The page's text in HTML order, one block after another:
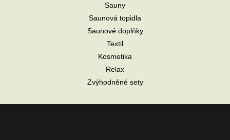
Sauny
Saunová topidla
Saunové doplňky
Textil
Kosmetika
Relax
Zvýhodněné sety